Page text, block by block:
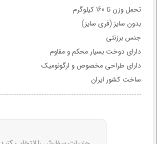
تحمل وزن تا 160 کیلوگرم
بدون سایز (فری سایز)
جنس برزنتی
دارای دوخت بسیار محکم و مقاوم
دارای طراحی مخصوص و ارگونومیک
ساخت کشور ایران